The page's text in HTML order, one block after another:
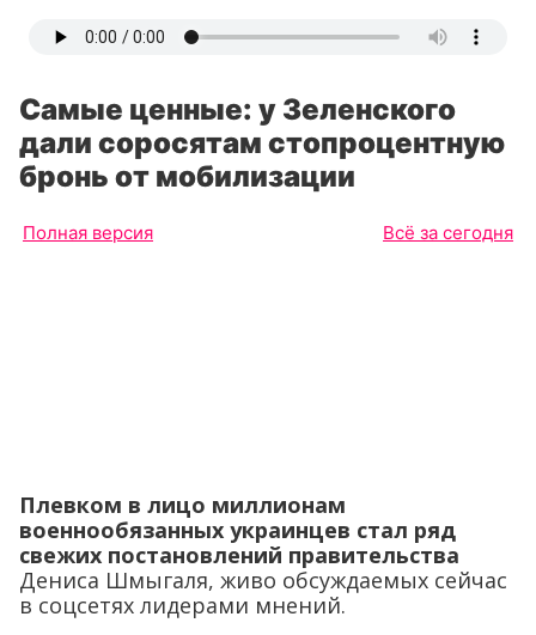
Самые ценные: у Зеленского
дали соросятам стопроцентную
бронь от мобилизации
Полная версия Всё за сегодня
Плевком в лицо миллионам
военнообязанных украинцев стал ряд
свежих постановлений правительства
Дениса Шмыгаля, живо обсуждаемых сейчас
в соцсетях лидерами мнений.